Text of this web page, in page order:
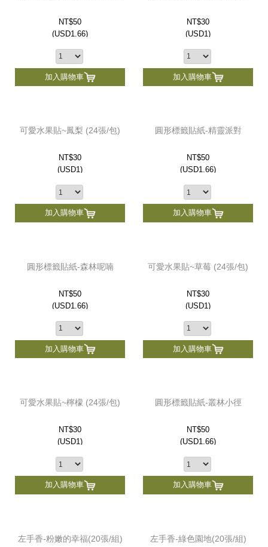
NT$50
(USD1.66)
加入購物車
NT$30
(USD1)
加入購物車
可愛水果貼~鳳梨 (24張/包)
NT$30
(USD1)
加入購物車
圓形標籤貼紙-精靈派對
NT$50
(USD1.66)
加入購物車
圓形標籤貼紙-森林呢喃
NT$50
(USD1.66)
加入購物車
可愛水果貼~草莓 (24張/包)
NT$30
(USD1)
加入購物車
可愛水果貼~檸檬 (24張/包)
NT$30
(USD1)
加入購物車
圓形標籤貼紙-叢林小徑
NT$50
(USD1.66)
加入購物車
左手香-粉嫩的幸福(20張/組) 左手香-綠色園地(20張/組)